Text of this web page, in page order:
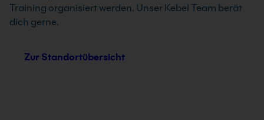
Training organisiert werden. Unser Kebel Team berät
dich gerne.
Zur Standortübersicht